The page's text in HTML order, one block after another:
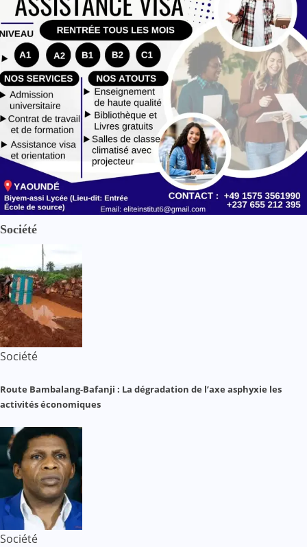
Société
Société
Route Bambalang-Bafanji : La dégradation de l’axe asphyxie les
activités économiques
Société